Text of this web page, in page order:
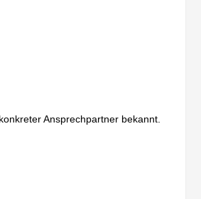
Ansprechpartner bekannt.